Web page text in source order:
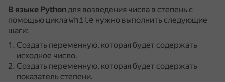
В языке Pythonдля возведения числа в степень с
помощью циклаwhile нужно выполнить следующие
шаги:
Создать переменную, которая будет содержать
исходное число.
Создать переменную, которая будет содержать
показатель степени.